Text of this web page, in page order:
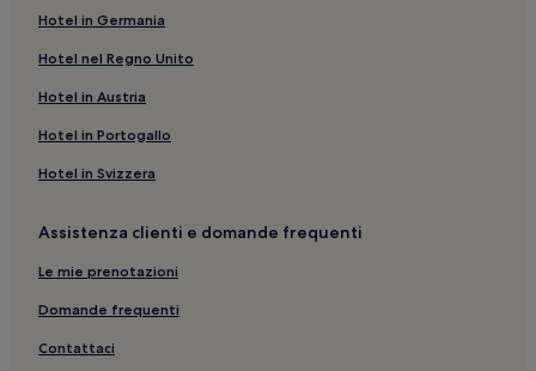
Galleria Parmeggiani: hotel nelle vicinanze
Scandiano: hotel
Fiere di Reggio Emilia: hotel nelle vicinanze
Botteghe di Albinea: hotel
Piazza Navona: hotel
Reggio Emilia: hotel a 3 stelle
Teatro Municipale Valli di Reggio Emilia: hotel nelle vicinanze
Stazione di Rubiera: hotel nelle vicinanze
Reggio Emilia: hotel
Hotel in Germania
Hotel nel Regno Unito
Hotel in Austria
Hotel in Portogallo
Hotel in Svizzera
Assistenza clienti e domande frequenti
Le mie prenotazioni
Domande frequenti
Contattaci